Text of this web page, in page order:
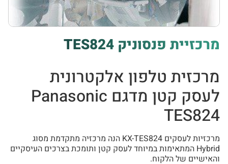
מרכזיית פנסוניק TES824‎‏
מרכזית טלפון אלקטרונית
לעסק קטן מדגם Panasonic
TES824‎‏
מרכזיות לעסקים KX-TES824 הנה מרכזיה מתקדמת מסוג
Hybrid המתאימות במיוחד לעסק קטן ותומכת בצרכים העיסקיים
והאישיים של הלקוח.